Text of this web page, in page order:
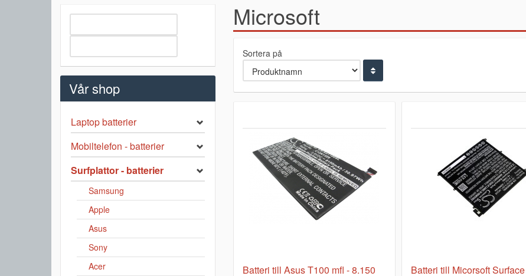
Microsoft
Sortera på
Batteri till Asus T100 mfl - 8.150 Batteri till Micorsoft
Vår shop
Laptop batterier
Mobiltelefon - batterier
Surfplattor - batterier
Samsung
Apple
Asus
Sony
Acer